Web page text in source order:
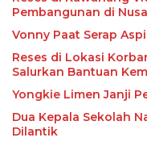
Pembangunan di
Vonny Paat Serap
Reses di Lokasi
Salurkan Bantuan
Yongkie Limen Janji
Dua Kepala Sekolah
Dilantik